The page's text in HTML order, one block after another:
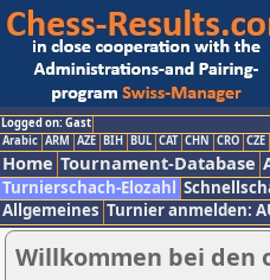
Logged on: Gast
Arabic ARM AZE BIH BUL CAT CHN CRO CZE
Home Tournament-Database
Turnierschach-Elozahl
Allgemeines Turnier anmelden:
Willkommen bei den